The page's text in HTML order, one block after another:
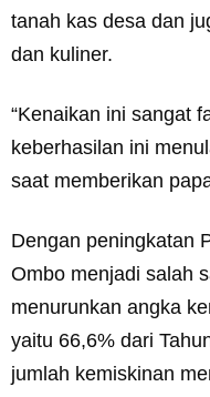
tanah kas desa dan
dan kuliner.
“Kenaikan ini sangat
keberhasilan ini
saat memberikan
Dengan peningkatan
Ombo menjadi salah
menurunkan angka
yaitu 66,6% dari
jumlah kemiskinan